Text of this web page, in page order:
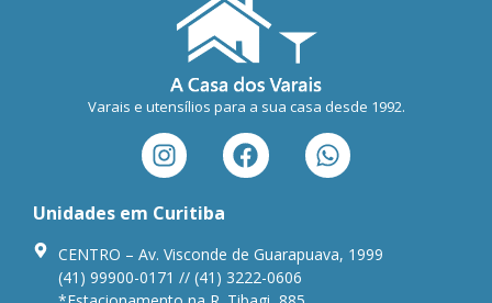
Varais e utensílios para a sua casa desde 1992.
Unidades em Curitiba
CENTRO – Av. Visconde de Guarapuava, 1999
(41) 99900-0171 // (41) 3222-0606